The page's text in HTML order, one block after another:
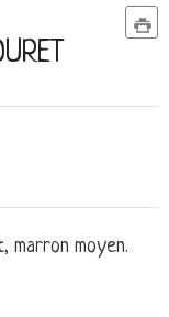
marron moyen.